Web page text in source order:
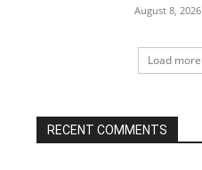
August 8, 2026
Load more
RECENT COMMENTS